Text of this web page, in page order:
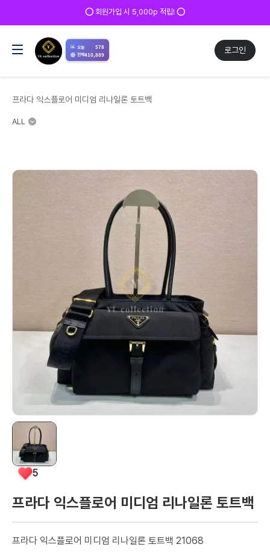
✅ 매일 방문 후 로그인 시 200p 적립! ✅
로그인
📊 오늘 578
전체410,889
프라다 익스플로어 미디엄 리나일론 토트백
ALL
5
프라다 익스플로어 미디엄 리나일론 토트백
프라다 익스플로어 미디엄 리나일론 토트백 21068